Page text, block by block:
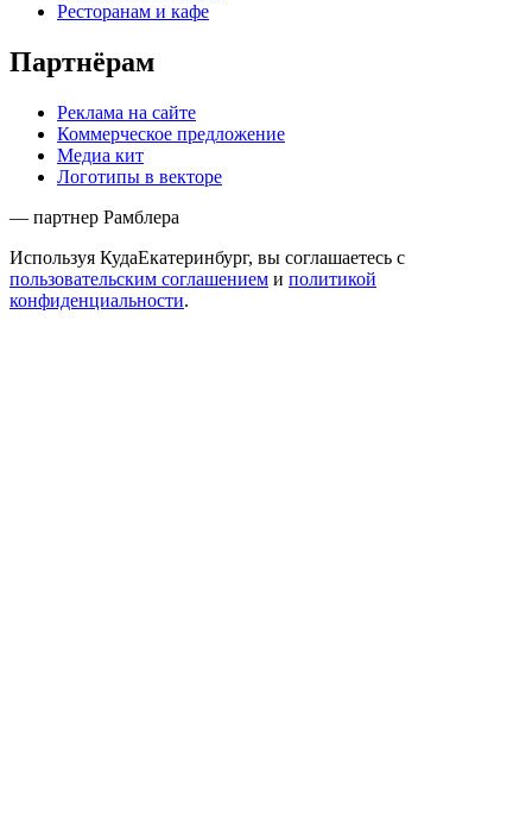
Ресторанам и кафе
Партнёрам
Реклама на сайте
Коммерческое предложение
Медиа кит
Логотипы в векторе
— партнер Рамблера
Используя КудаЕкатеринбург, вы соглашаетесь с
пользовательским соглашением и политикой
конфиденциальности.